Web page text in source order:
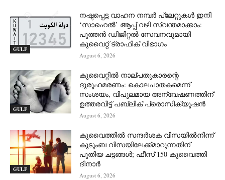
GULF
നഷ്ടപ്പെട്ട വാഹന നമ്പർ പ്ലേറ്റുകൾ ഇനി
‘സാഹെൽ’ ആപ്പ് വഴി സ്വന്തമാക്കാം:
പുത്തൻ ഡിജിറ്റൽ സേവനവുമായി
കുവൈറ്റ് ട്രാഫിക് വിഭാഗം
August 6, 2026
GULF
കുവൈറ്റിൽ നാല്പതുകാരന്റെ
ദുരൂഹമരണം: കൊലപാതകമെന്ന്
സംശയം, വിപുലമായ അന്വേഷണത്തിന്
ഉത്തരവിട്ട് പബ്ലിക് പ്രൊസിക്യൂഷൻ
August 6, 2026
GULF
കുവൈത്തിൽ സന്ദർശക വിസയിൽനിന്ന്
കുടുംബ വിസയിലേക്ക്മാറുന്നതിന്
പുതിയ ചട്ടങ്ങൾ; ഫീസ് 150 കുവൈത്തി
ദിനാർ
August 6, 2026